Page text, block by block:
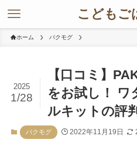
こどもご
ホーム パクモグ
【口コミ】
をお試し！ ワ
ルキットの評
2025
1/28
パクモグ 2022年11月19日